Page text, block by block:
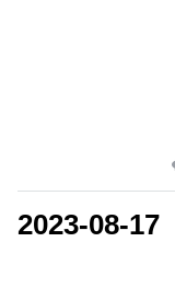
2023-08-17